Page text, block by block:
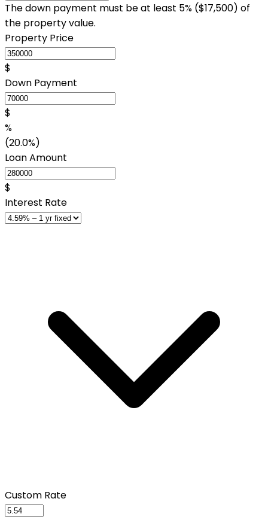
The down payment must be at least 5% ($17,500) of
the property value.
Property Price
$
Down Payment
$
%
(20.0%)
Loan Amount
$
Interest Rate
Custom Rate